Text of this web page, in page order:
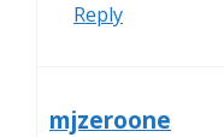
Reply
mjzeroone